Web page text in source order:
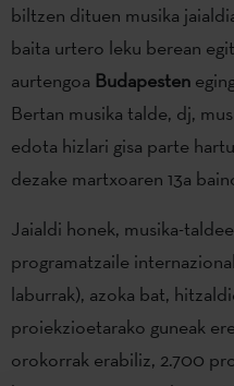
biltzen dituen musika
baita urtero leku berean
aurtengoa Budapesten
Bertan musika talde, dj,
edota hizlari gisa parte
dezake martxoaren 13a
Jaialdi honek, musika-
programatzaile
laburrak), azoka bat,
proiekzioetarako guneak
orokorrak erabiliz, 2.700